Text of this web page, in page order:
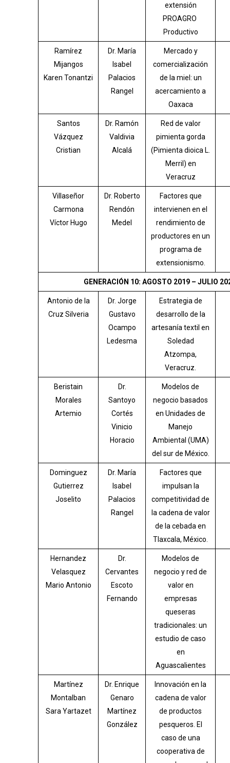
extensión
PROAGRO
Productivo
Ramírez
Mijangos
Karen Tonantzi
Dr. María
Isabel
Palacios
Rangel
Mercado y
comercialización
de la miel: un
acercamiento a
Oaxaca
Santos
Vázquez
Cristian
Dr. Ramón
Valdivia
Alcalá
Red de valor
pimienta gorda
(Pimienta dioica L.
Merril) en
Veracruz
Villaseñor
Carmona
Víctor Hugo
Dr. Roberto
Rendón
Medel
Factores que
intervienen en el
rendimiento de
productores en un
programa de
extensionismo.
GENERACIÓN 10: AGOSTO 2019 – JULIO
Antonio de la
Cruz Silveria
Dr. Jorge
Gustavo
Ocampo
Ledesma
Estrategia de
desarrollo de la
artesanía textil en
Soledad
Atzompa,
Veracruz.
Beristain
Morales
Artemio
Dr.
Santoyo
Cortés
Vinicio
Horacio
Modelos de
negocio basados
en Unidades de
Manejo
Ambiental (UMA)
del sur de México.
Dominguez
Gutierrez
Joselito
Dr. María
Isabel
Palacios
Rangel
Factores que
impulsan la
competitividad de
la cadena de valor
de la cebada en
Tlaxcala, México.
Hernandez
Velasquez
Mario Antonio
Dr.
Cervantes
Escoto
Fernando
Modelos de
negocio y red de
valor en
empresas
queseras
tradicionales: un
estudio de caso
en
Aguascalientes
Martínez
Montalban
Sara Yartazet
Dr. Enrique
Genaro
Martínez
González
Innovación en la
cadena de valor
de productos
pesqueros. El
caso de una
cooperativa de